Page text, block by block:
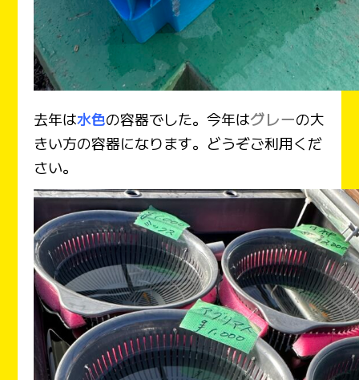
去年は水色の容器でした。今年はグレーの大
きい方の容器になります。どうぞご利用くだ
さい。